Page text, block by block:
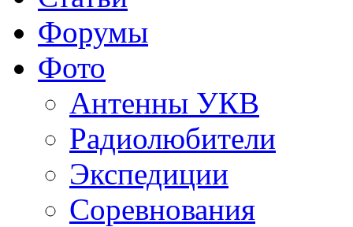
Форумы
Фото
Антенны УКВ
Радиолюбители
Экспедиции
Соревнования